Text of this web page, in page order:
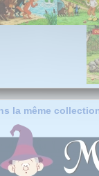
la même